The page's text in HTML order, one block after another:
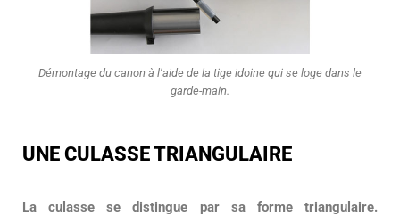
Démontage du canon à l’aide de la tige idoine qui se loge dans le
garde-main.
UNE CULASSE TRIANGULAIRE
La culasse se distingue par sa forme triangulaire.